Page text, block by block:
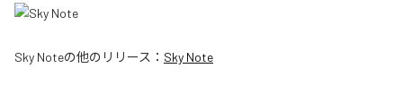
Sky Noteの他のリリース： Sky Note